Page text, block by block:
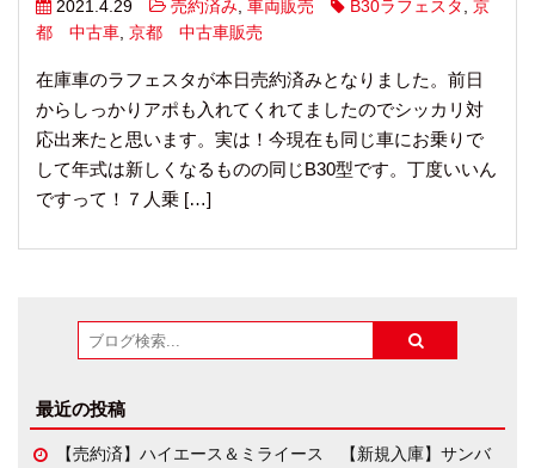
2021.4.29 売約済み, 車両販売 B30ラフェスタ , 京
都 中古車, 京都 中古車販売
在庫車のラフェスタが本日売約済みとなりました。前日
からしっかりアポも入れてくれてましたのでシッカリ対
応出来たと思います。実は！今現在も同じ車にお乗りで
して年式は新しくなるものの同じB30型です。丁度いいん
ですって！７人乗 […]
最近の投稿
【売約済】ハイエース＆ミライース 【新規入庫】サンバ